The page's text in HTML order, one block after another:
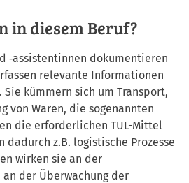
in diesem Beruf?
‑assistentinnen dokumentieren
relevante Informationen
kümmern sich um Transport,
von Waren, die sogenannten
die erforderlichen TUL-Mittel
dadurch z.B. logistische Prozesse
wirken sie an der
der Überwachung der